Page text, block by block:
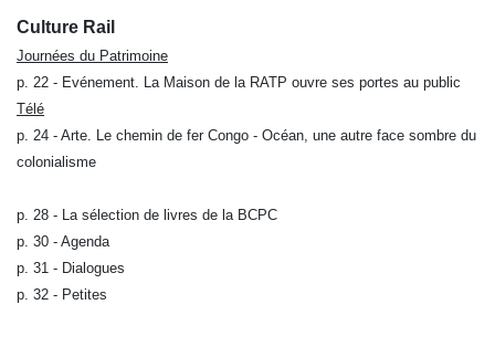
Culture Rail
Journées du Patrimoine
p. 22 - Evénement. La Maison de la RATP ouvre ses portes au public
Télé
p. 24 - Arte. Le chemin de fer Congo - Océan, une autre face sombre du
colonialisme
p. 28 - La sélection de livres de la BCPC
p. 30 - Agenda
p. 31 - Dialogues
p. 32 - Petites